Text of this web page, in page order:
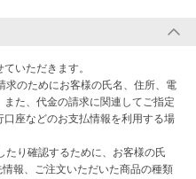
いただきます。
求のためにお客様の氏名、住所、電
た、代金の請求に関連してご指定
座などのお支払情報を利用する場
たり確認するために、お客様の氏
報、ご注文いただいた商品の種類